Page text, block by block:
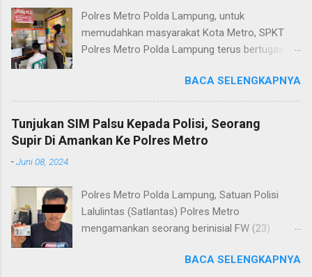
Polres Metro Polda Lampung, untuk
memudahkan masyarakat Kota Metro, SPKT
Polres Metro Polda Lampung terus bertugas
terkait layanan pengaduan, pelayanan SKCK dan
pelayanan Identifikasi sidik jari secara terpadu
kepada masyarakat. Senin (06/01/2025) Dalam
mewujudkan pelayanan prima kepolisian, SPKT
Heri Sulistyo Nugroho S.IK, M.IK mengatakan
“SPKT Polres Metro akan terus berusaha
memberikan pelayanan yang terbaik kepada
kepolisian, baik informasi maupun pelayanan
BACA SELENGKAPNYA
Tunjukan SIM Palsu Kepada Polisi, Seorang
Supir Di Amankan Ke Polres Metro
-Juni 08, 2024
Polres Metro Polda Lampung, Satuan Polisi
Lalulintas (Satlantas) Polres Metro
mengamankan seorang berinisial FW (23)
Truk pelanggar lalulintas dan menggunakan
BACA SELENGKAPNYA